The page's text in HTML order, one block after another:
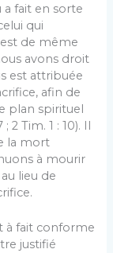
a fait en sorte
qui
de même
avons droit
est attribuée
afin de
plan spirituel
2 Tim. 1 : 10). Il
la mort
à mourir
lieu de
à fait conforme
justifié